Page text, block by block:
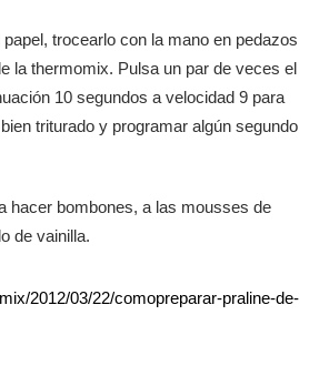
trocearlo con la mano en pedazos
la thermomix. Pulsa un par de veces el
10 segundos a velocidad 9 para
triturado y programar algún segundo
hacer bombones, a las mousses de
de vainilla.
2012/03/22/comopreparar-praline-de-